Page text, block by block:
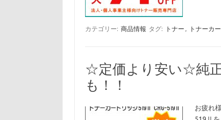
カテゴリー: 商品情報 タグ: トナー , トナーカ
☆定価より安い☆純
も！！
お疲れ